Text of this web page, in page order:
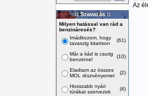
:: Szavazás ::
Milyen hatással van rád a
benzináresés?
Imádkozom, hogy
tavaszig kitartson
(61)
Már a kád is csurig
benzinnel
(10)
Eladtam az összes
MOL részvényemet
(2)
Hosszabb nyári
túrákat szervezek
(4)
Az